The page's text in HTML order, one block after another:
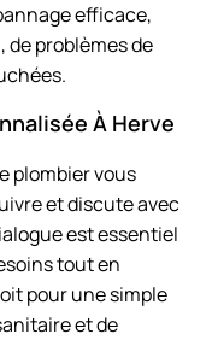
efficace,
de problèmes de
À Herve
plombier vous
et discute avec
est essentiel
tout en
pour une simple
et de